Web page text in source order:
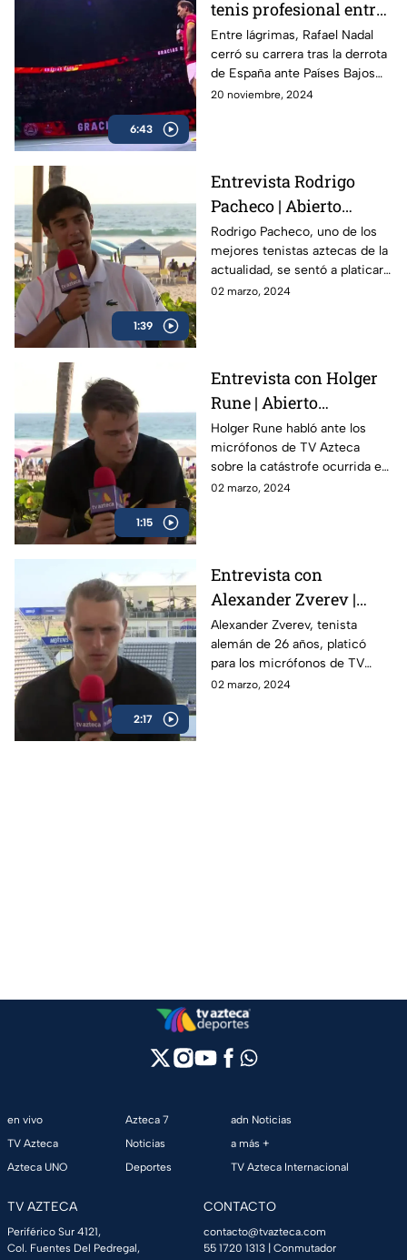
6:43
tenis profesional entre
lágrimas
Entre lágrimas, Rafael Nadal
cerró su carrera tras la derrota
de España ante Países Bajos
en la Copa Davis, dejando un
20 noviembre, 2024
1:39
Entrevista Rodrigo
Pacheco | Abierto
Mexicano de Tenis
Rodrigo Pacheco, uno de los
mejores tenistas aztecas de la
actualidad, se sentó a platicar
con TV Azteca previo al
02 marzo, 2024
1:15
Entrevista con Holger
Rune | Abierto
Mexicano de Tenis
Holger Rune habló ante los
micrófonos de TV Azteca
sobre la catástrofe ocurrida en
Acapulco y como el Abierto
02 marzo, 2024
2:17
Entrevista con
Alexander Zverev |
Abierto Mexicano de
Tenis
Alexander Zverev, tenista
alemán de 26 años, platicó
para los micrófonos de TV
Azteca Deportes durante su
02 marzo, 2024
en vivo
TV Azteca
Azteca UNO
Azteca 7
Noticias
Deportes
adn Noticias
a más +
TV Azteca Internacional
TV AZTECA
Periférico Sur 4121,
Col. Fuentes Del Pedregal,
CONTACTO
contacto@tvazteca.com
55 1720 1313 | Conmutador